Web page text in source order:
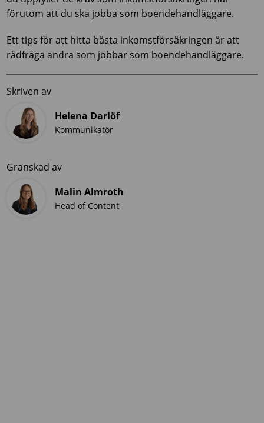
förutom att du ska jobba som boendehandläggare.
Ett tips för att hitta bästa inkomstförsäkringen är att
rådfråga andra som jobbar som boendehandläggare.
Skriven av
Helena Darlöf
Kommunikatör
Granskad av
Malin Almroth
Head of Content